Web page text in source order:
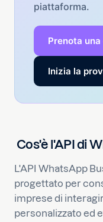
piattaforma.
Prenota
Inizia la
Cos'è l'API di
L'API WhatsApp
progettato per
imprese di
personalizzato ed